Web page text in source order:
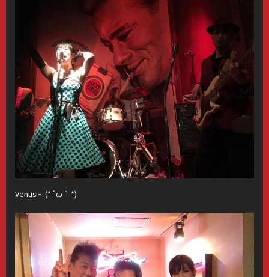
Venus～(*´ω｀*)